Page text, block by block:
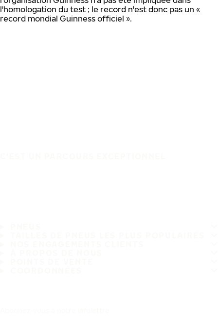
l'homologation du test ; le record n'est donc pas un «
record mondial Guinness officiel ».